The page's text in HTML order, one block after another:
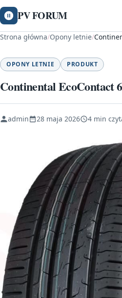
PV FORUM
Strona główna/Opony letnie/
OPONY LETNIE PRODUKT
Continental EcoContact
admin 28 maja 2026 4 min